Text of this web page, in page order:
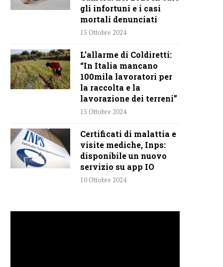
gli infortuni e i casi
mortali denunciati
15 Ottobre 2024
L’allarme di Coldiretti:
“In Italia mancano
100mila lavoratori per
la raccolta e la
lavorazione dei terreni”
15 Ottobre 2024
Certificati di malattia e
visite mediche, Inps:
disponibile un nuovo
servizio su app IO
10 Ottobre 2024